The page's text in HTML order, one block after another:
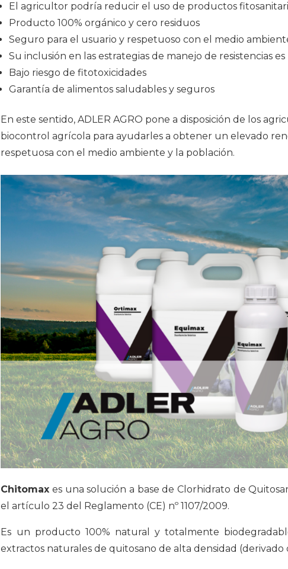
El agricultor podría reducir el uso de productos
Producto 100% orgánico y cero residuos
Seguro para el usuario y respetuoso con el medio
Su inclusión en las estrategias de manejo de resistencias
Bajo riesgo de fitotoxicidades
Garantía de alimentos saludables y seguros
En este sentido, ADLER AGRO pone a disposición de los
biocontrol agrícola para ayudarles a obtener un elevado
respetuosa con el medio ambiente y la población.
Chitomax es una solución a base de Clorhidrato de
el artículo 23 del Reglamento (CE) nº 1107/2009.
Es un producto 100% natural y totalmente
extractos naturales de quitosano de alta densidad